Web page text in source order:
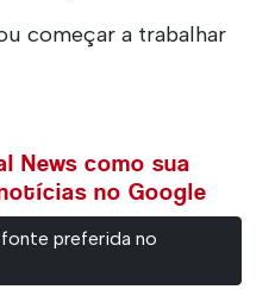
começar a trabalhar
News como sua
no Google
preferida no